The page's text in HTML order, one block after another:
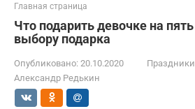
Главная страница
Что подарить девочке на
выбору подарка
Опубликовано: 20.10.2020
Александр Редькин